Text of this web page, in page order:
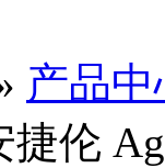
产品中
捷伦